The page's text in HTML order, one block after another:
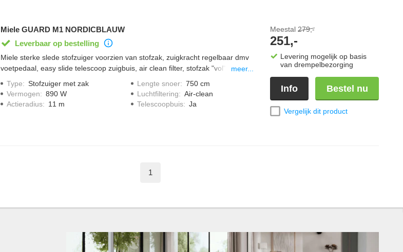
Miele GUARD M1 NORDICBLAUW
Leverbaar op bestelling
Miele sterke slede stofzuiger voorzien van stofzak, zuigkracht regelbaar dmv
voetpedaal, easy slide telescoop zuigbuis, air clean filter, stofzak "vol"
indicator, accessoires handig op te bergen in opbervak, bij vol vermogen een
gereduceerd geluidsniveau van 77 decibel, SBD 365-3 vloerborstel
meegeleverd, display met LED iconen, zuigvermogen van 890 watt, comfort
meer...
Type: Stofzuiger met zak
Vermogen: 890 W
Actieradius: 11 m
Lengte snoer: 750 cm
Luchtfiltering: Air-clean
Telescoopbuis: Ja
Meestal 279,-
251,-
Levering mogelijk op basis
van drempelbezorging
Info Bestel nu
Vergelijk dit product
1